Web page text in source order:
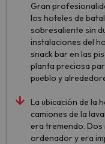
Gran
los hoteles de
sobresaliente sin
instalaciones del
snack bar en las
planta preciosa
pueblo y
La ubicación de la
camiones de la
era tremendo. Dos
ordenador y era